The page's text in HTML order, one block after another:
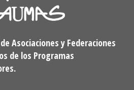
Asociaciones y Federaciones
de los Programas